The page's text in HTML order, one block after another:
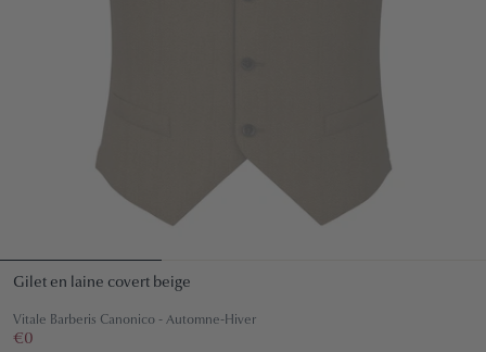
Gilet en laine covert beige
Vitale Barberis Canonico - Automne-Hiver
Prix
€0